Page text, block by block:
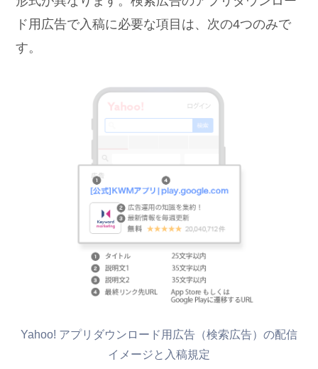
ド用広告で入稿に必要な項目は、次の4つのみで
す。
Yahoo! アプリダウンロード用広告（検索広告）の配信
イメージと入稿規定